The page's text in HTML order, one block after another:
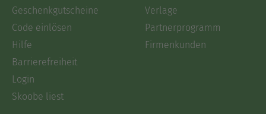
Geschenkgutscheine
Code einlösen
Hilfe
Barrierefreiheit
Login
Skoobe liest
Verlage
Partnerprogramm
Firmenkunden